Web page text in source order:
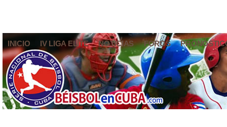
INICIO IV LIGA ELITE NOTICIAS FOROS